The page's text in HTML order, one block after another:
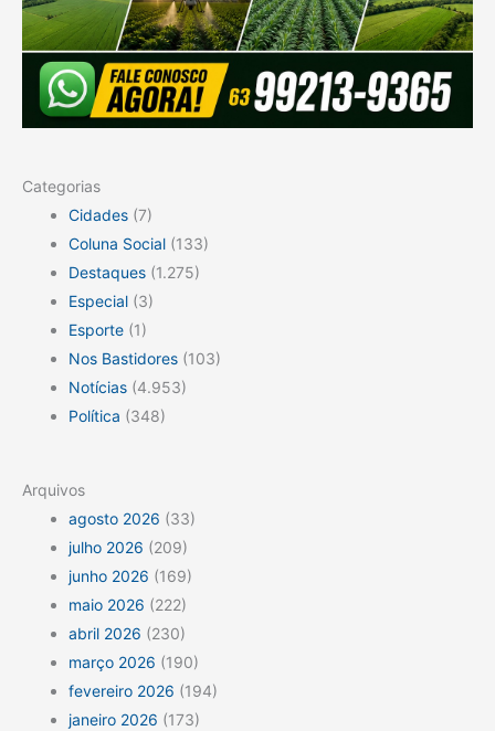
Categorias
Cidades (7)
Coluna Social (133)
Destaques (1.275)
Especial (3)
Esporte (1)
Nos Bastidores (103)
Notícias (4.953)
Política (348)
Arquivos
agosto 2026 (33)
julho 2026 (209)
junho 2026 (169)
maio 2026 (222)
abril 2026 (230)
março 2026 (190)
fevereiro 2026 (194)
janeiro 2026 (173)